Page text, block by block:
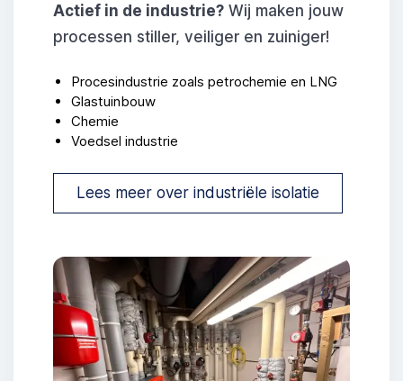
Actief in de industrie? Wij maken jouw
processen stiller, veiliger en zuiniger!
Procesindustrie zoals petrochemie en LNG
Glastuinbouw
Chemie
Voedsel industrie
Lees meer over industriële isolatie